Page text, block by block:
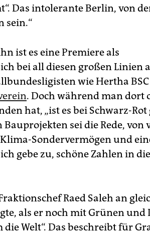
Das intolerante Berlin, von
sein.“
ist es eine Premiere als
bei all diesen großen Linien
wie Hertha
. Doch während man dort
hat, „ist es bei Schwarz-Rot
sei die Rede, von
Sondervermögen und
gebe zu, schöne Zahlen in
Raed Saleh an
als er noch mit Grünen
Welt“. Das beschreibt für